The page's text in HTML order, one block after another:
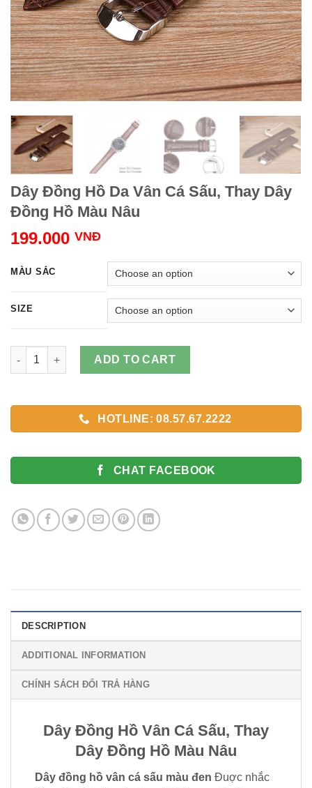
Dây Đồng Hồ Da Vân Cá Sấu, Thay Dây
Đồng Hồ Màu Nâu
199.000 VNĐ
MÀU SẮC
SIZE
Dây Đồng Hồ Da Vân Cá Sấu, Thay Dây Đồng Hồ Màu Nâu
ADD TO CART
HOTLINE: 08.57.67.2222
CHAT FACEBOOK
DESCRIPTION
ADDITIONAL INFORMATION
CHÍNH SÁCH ĐỔI TRẢ HÀNG
Dây Đồng Hồ Vân Cá Sấu, Thay
Dây Đồng Hồ Màu Nâu
Dây đồng hồ vân cá sấu màu đen Đuợc nhắc